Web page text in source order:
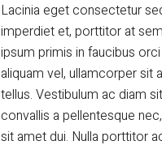
Lacinia eget consectetur
imperdiet et, porttitor at
ipsum primis in faucibus
aliquam vel, ullamcorper sit
tellus. Vestibulum ac diam
convallis a pellentesque
sit amet dui. Nulla porttitor